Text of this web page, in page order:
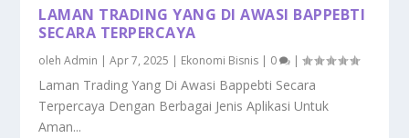
LAMAN TRADING YANG DI AWASI BAPPEBTI
SECARA TERPERCAYA
olehAdmin |Apr 7, 2025 | Ekonomi Bisnis | 0 |
Laman Trading Yang Di Awasi Bappebti Secara
Terpercaya Dengan Berbagai Jenis Aplikasi Untuk
Aman...